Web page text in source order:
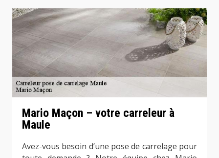
Mario Maçon – votre carreleur à
Maule
Avez-vous besoin d’une pose de carrelage pour